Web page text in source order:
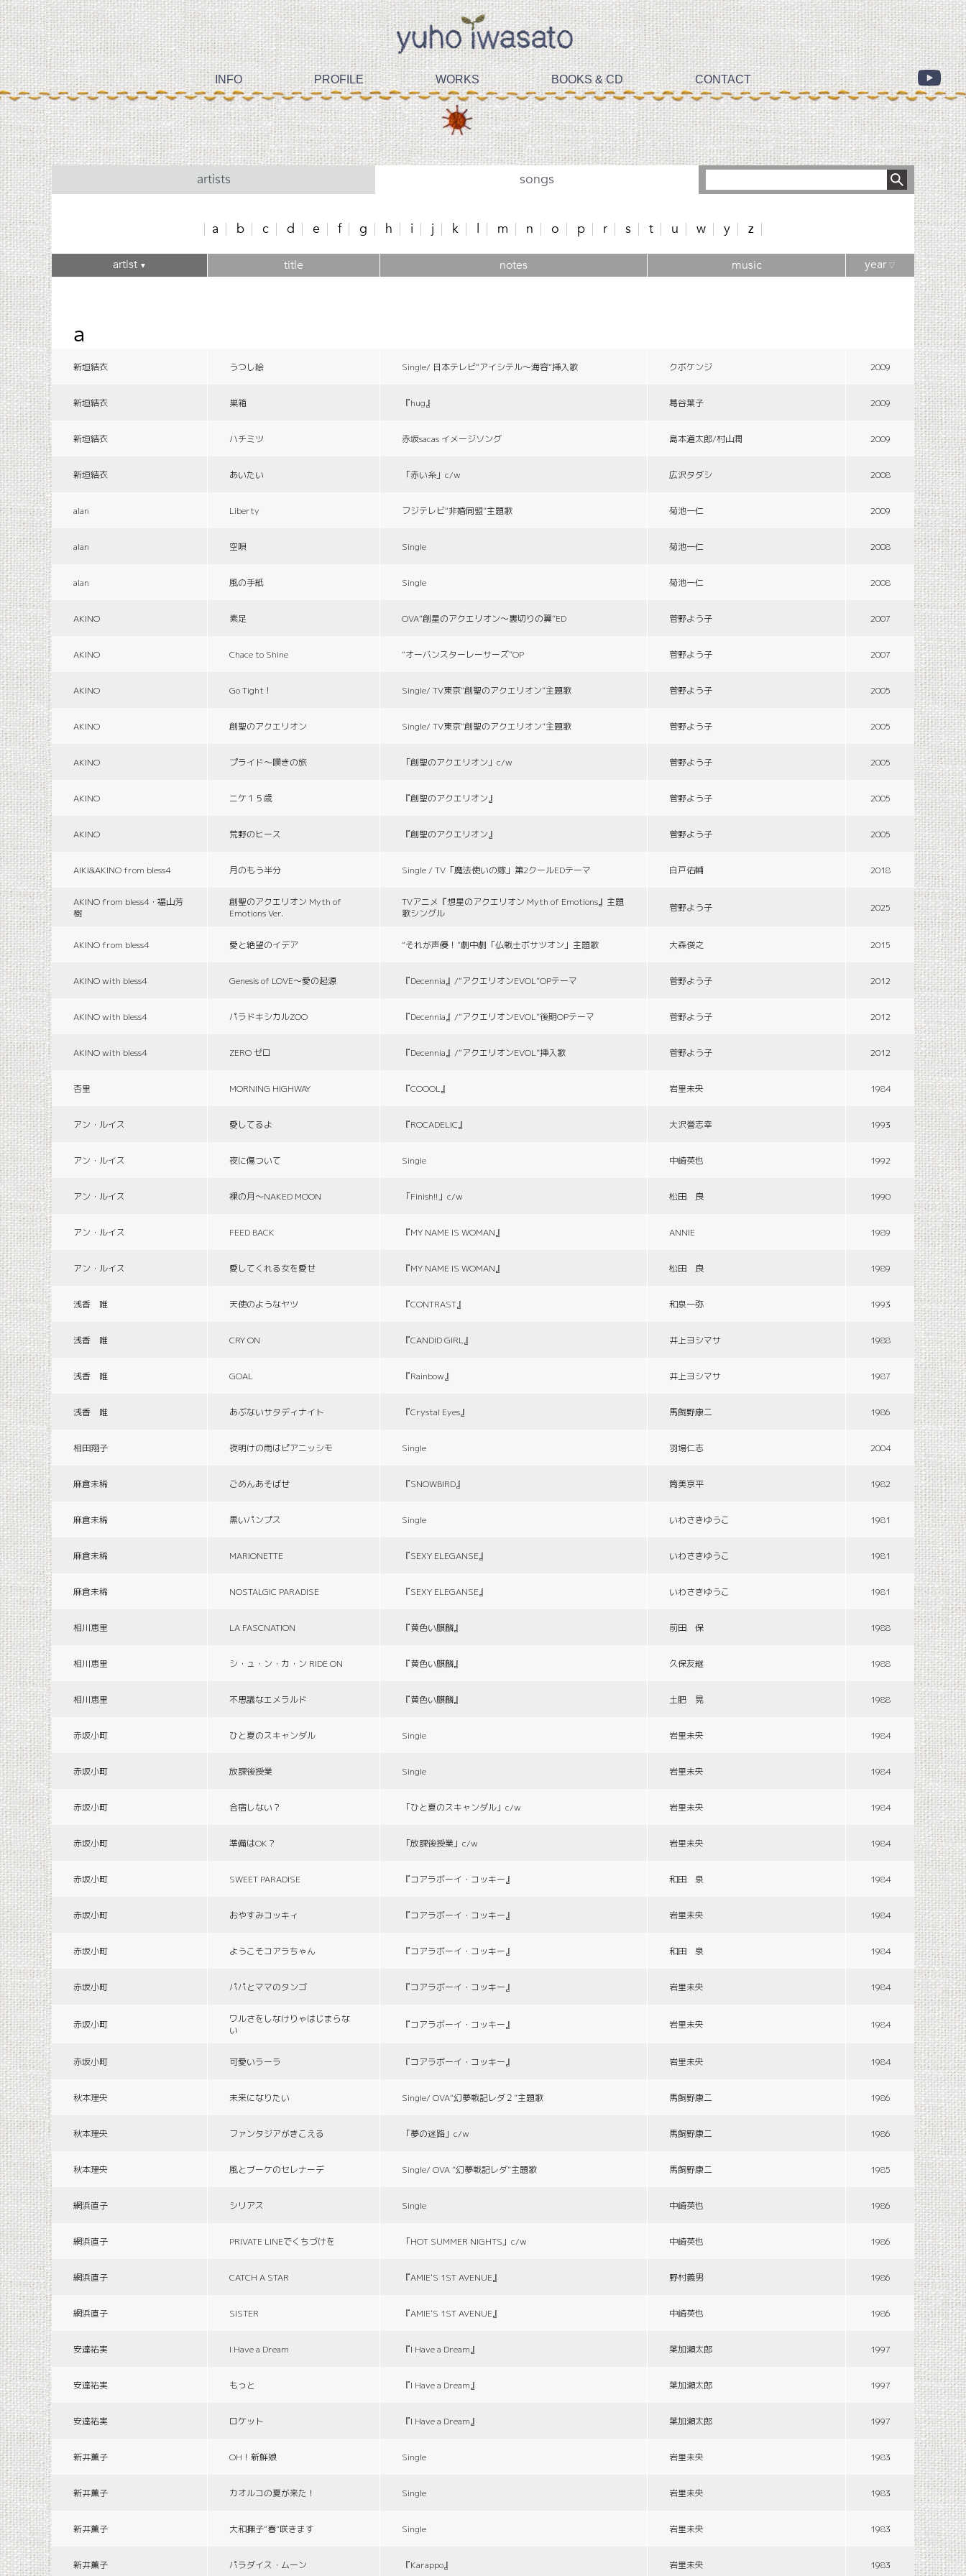
INFO PROFILE WORKS BOOKS & CD CONTACT
artists songs
a b c d e f g h i j k l m n o p r s t u w y z
artist▼ title notes music year▽
a
新垣結衣 うつし絵 Single/ 日本テレビ“アイシテル〜海容”挿入歌 クボケンジ 2009
新垣結衣 巣箱 『hug』 葛谷葉子 2009
新垣結衣 ハチミツ 赤坂sacas イメージソング 島本道太郎/村山潤 2009
新垣結衣 あいたい 「赤い糸」c/w 広沢タダシ 2008
alan Liberty フジテレビ“非婚同盟”主題歌 菊池一仁 2009
alan 空唄 Single 菊池一仁 2008
alan 風の手紙 Single 菊池一仁 2008
AKINO 素足 OVA“創星のアクエリオン〜裏切りの翼”ED 菅野よう子 2007
AKINO Chace to Shine “オーバンスターレーサーズ”OP 菅野よう子 2007
AKINO Go Tight！ Single/ TV東京“創聖のアクエリオン”主題歌 菅野よう子 2005
AKINO 創聖のアクエリオン Single/ TV東京“創聖のアクエリオン”主題歌 菅野よう子 2005
AKINO プライド〜嘆きの旅 「創聖のアクエリオン」c/w 菅野よう子 2005
AKINO ニケ１５歳 『創聖のアクエリオン』 菅野よう子 2005
AKINO 荒野のヒース 『創聖のアクエリオン』 菅野よう子 2005
AIKI&AKINO from bless4 月のもう半分 Single / TV「魔法使いの嫁」第2クールEDテーマ 白戸佑輔 2018
AKINO from bless4・福山芳
樹
創聖のアクエリオン Myth of
Emotions Ver.
TVアニメ『想星のアクエリオン Myth of Emotions』主題
歌シングル
菅野よう子 2025
AKINO from bless4 愛と絶望のイデア “それが声優！”劇中劇「仏戦士ボサツオン」主題歌 大森俊之 2015
AKINO with bless4 Genesis of LOVE〜愛の起源 『Decennia』/“アクエリオンEVOL”OPテーマ 菅野よう子 2012
AKINO with bless4 パラドキシカルZOO 『Decennia』/“アクエリオンEVOL”後期OPテーマ 菅野よう子 2012
AKINO with bless4 ZERO ゼロ 『Decennia』/“アクエリオンEVOL”挿入歌 菅野よう子 2012
杏里 MORNING HIGHWAY 『COOOL』 岩里未央 1984
アン・ルイス 愛してるよ 『ROCADELIC』 大沢誉志幸 1993
アン・ルイス 夜に傷ついて Single 中崎英也 1992
アン・ルイス 裸の月〜NAKED MOON 「Finish!!」c/w 松田 良 1990
アン・ルイス FEED BACK 『MY NAME IS WOMAN』 ANNIE 1989
アン・ルイス 愛してくれる女を愛せ 『MY NAME IS WOMAN』 松田 良 1989
浅香 唯 天使のようなヤツ 『CONTRAST』 和泉一弥 1993
浅香 唯 CRY ON 『CANDID GIRL』 井上ヨシマサ 1988
浅香 唯 GOAL 『Rainbow』 井上ヨシマサ 1987
浅香 唯 あぶないサタディナイト 『Crystal Eyes』 馬飼野康二 1986
相田翔子 夜明けの雨はピアニッシモ Single 羽場仁志 2004
麻倉未稀 ごめんあそばせ 『SNOWBIRD』 筒美京平 1982
麻倉未稀 黒いパンプス Single いわさきゆうこ 1981
麻倉未稀 MARIONETTE 『SEXY ELEGANSE』 いわさきゆうこ 1981
麻倉未稀 NOSTALGIC PARADISE 『SEXY ELEGANSE』 いわさきゆうこ 1981
相川恵里 LA FASCNATION 『黄色い麒麟』 前田 保 1988
相川恵里 シ・ュ・ン・カ・ン RIDE ON 『黄色い麒麟』 久保友継 1988
相川恵里 不思議なエメラルド 『黄色い麒麟』 土肥 晃 1988
赤坂小町 ひと夏のスキャンダル Single 岩里未央 1984
赤坂小町 放課後授業 Single 岩里未央 1984
赤坂小町 合宿しない？ 「ひと夏のスキャンダル」c/w 岩里未央 1984
赤坂小町 準備はOK？ 「放課後授業」c/w 岩里未央 1984
赤坂小町 SWEET PARADISE 『コアラボーイ・コッキー』 和田 泉 1984
赤坂小町 おやすみコッキィ 『コアラボーイ・コッキー』 岩里未央 1984
赤坂小町 ようこそコアラちゃん 『コアラボーイ・コッキー』 和田 泉 1984
赤坂小町 パパとママのタンゴ 『コアラボーイ・コッキー』 岩里未央 1984
赤坂小町
ワルさをしなけりゃはじまらな
い
『コアラボーイ・コッキー』 岩里未央 1984
赤坂小町 可愛いラーラ 『コアラボーイ・コッキー』 岩里未央 1984
秋本理央 未来になりたい Single/ OVA“幻夢戦記レダ２”主題歌 馬飼野康二 1986
秋本理央 ファンタジアがきこえる 「夢の迷路」c/w 馬飼野康二 1986
秋本理央 風とブーケのセレナーデ Single/ OVA “幻夢戦記レダ”主題歌 馬飼野康二 1985
網浜直子 シリアス Single 中崎英也 1986
網浜直子 PRIVATE LINEでくちづけを 「HOT SUMMER NIGHTS」c/w 中崎英也 1986
網浜直子 CATCH A STAR 『AMIE'S 1ST AVENUE』 野村義男 1986
網浜直子 SISTER 『AMIE'S 1ST AVENUE』 中崎英也 1986
安達祐実 I Have a Dream 『I Have a Dream』 葉加瀬太郎 1997
安達祐実 もっと 『I Have a Dream』 葉加瀬太郎 1997
安達祐実 ロケット 『I Have a Dream』 葉加瀬太郎 1997
新井薫子 OH！新鮮娘 Single 岩里未央 1983
新井薫子 カオルコの夏が来た！ Single 岩里未央 1983
新井薫子 大和撫子“春”咲きます Single 岩里未央 1983
新井薫子 パラダイス・ムーン 『Karappo』 岩里未央 1983